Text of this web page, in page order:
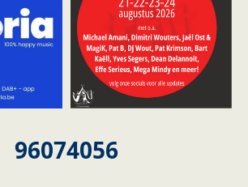
96074056